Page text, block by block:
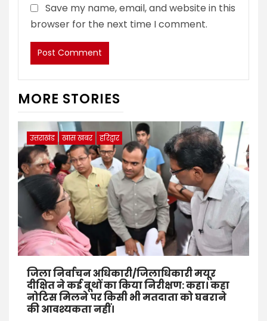
Save my name, email, and website in this
browser for the next time I comment.
MORE STORIES
उत्तराखंड खास खबर हरिद्वार
जिला निर्वाचन अधिकारी/जिलाधिकारी मयूर
दीक्षित ने कई बूथों का किया निरीक्षण: कहा। कहा
नोटिस मिलने पर किसी भी मतदाता को घबराने
की आवश्यकता नहीं।